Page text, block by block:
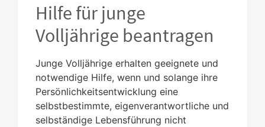
Hilfe für junge
Volljährige beantragen
Junge Volljährige erhalten geeignete und
notwendige Hilfe, wenn und solange ihre
Persönlichkeitsentwicklung eine
selbstbestimmte, eigenverantwortliche und
selbständige Lebensführung nicht